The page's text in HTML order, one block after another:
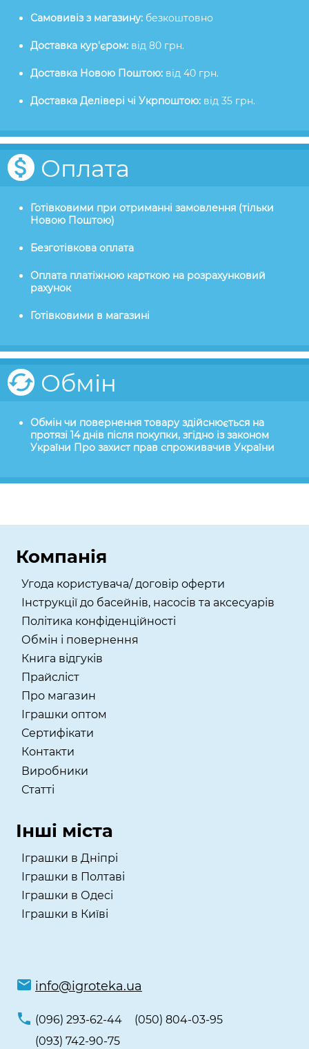
Самовивіз з магазину: безкоштовно
Доставка кур'єром: від 80 грн.
Доставка Новою Поштою: від 40 грн.
Доставка Делівері чі Укрпоштою: від 35 грн.
Оплата
Готівковими при отриманні замовлення (тільки
Новою Поштою)
Безготівкова оплата
Оплата платіжною карткою на розрахунковий
рахунок
Готівковими в магазині
Обмін
Обмін чи повернення товару здійснюється на
протязі 14 днів після покупки, згідно із законом
України Про захист прав спроживачив України
Компанія
Угода користувача/ договір оферти
Інструкції до басейнів, насосів та аксесуарів
Політика конфіденційності
Обмін і повернення
Книга відгуків
Прайсліст
Про магазин
Іграшки оптом
Сертифікати
Контакти
Виробники
Статті
Інші міста
Іграшки в Дніпрі
Іграшки в Полтаві
Іграшки в Одесі
Іграшки в Київі
info@igroteka.ua
(096) 293-62-44
(050) 804-03-95
(093) 742-90-75